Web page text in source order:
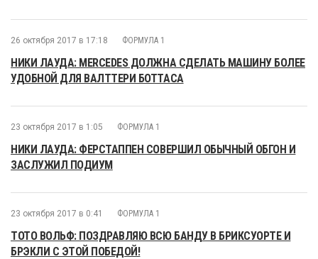
26 октября 2017 в 17:18 ФОРМУЛА 1
НИКИ ЛАУДА: MERCEDES ДОЛЖНА СДЕЛАТЬ МАШИНУ БОЛЕЕ
УДОБНОЙ ДЛЯ ВАЛТТЕРИ БОТТАСА
23 октября 2017 в 1:05 ФОРМУЛА 1
НИКИ ЛАУДА: ФЕРСТАППЕН СОВЕРШИЛ ОБЫЧНЫЙ ОБГОН И
ЗАСЛУЖИЛ ПОДИУМ
23 октября 2017 в 0:41 ФОРМУЛА 1
ТОТО ВОЛЬФ: ПОЗДРАВЛЯЮ ВСЮ БАНДУ В БРИКСУОРТЕ И
БРЭКЛИ С ЭТОЙ ПОБЕДОЙ!